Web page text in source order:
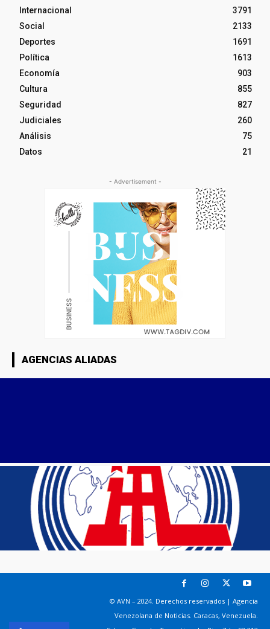
Internacional
3791
Social
2133
Deportes
1691
Política
1613
Economía
903
Cultura
855
Seguridad
827
Judiciales
260
Análisis
75
Datos
21
- Advertisement -
AGENCIAS ALIADAS
© AVN – 2024. Derechos reservados | Agencia
Venezolana de Noticias. Caracas, Venezuela.